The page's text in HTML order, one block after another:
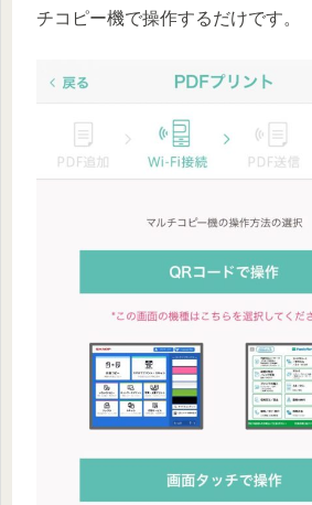
チコピー機で操作するだけです。